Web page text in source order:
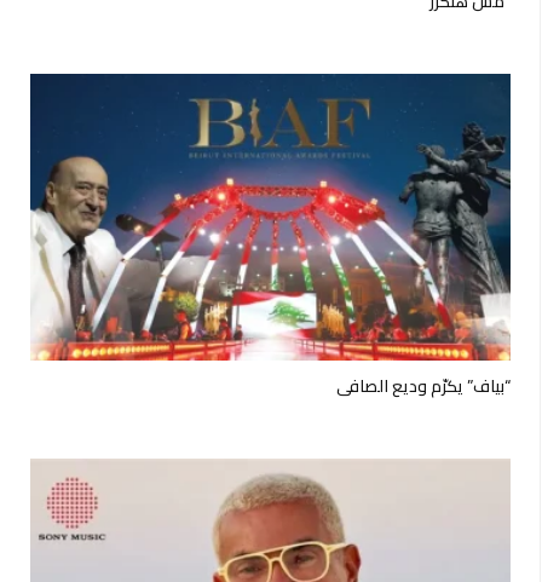
“بياف” يكرّم وديع الصافي